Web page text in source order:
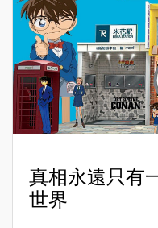
真相永遠只有
世界